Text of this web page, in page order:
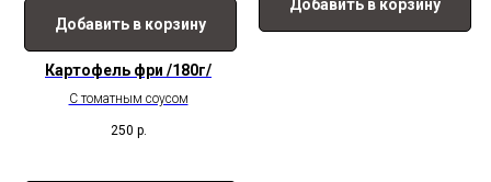
Добавить в корзину
Добавить в корзину
Картофель фри /180г/
С томатным соусом
250 р.